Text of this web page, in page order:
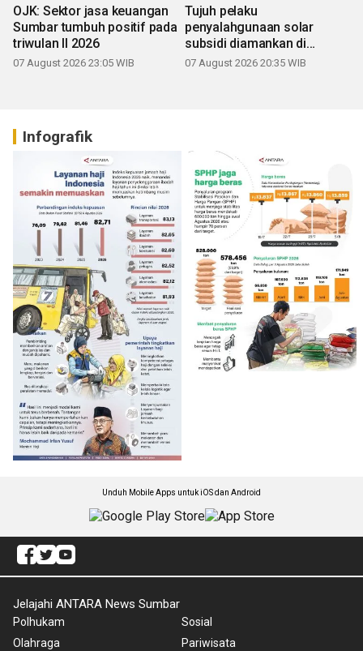
OJK: Sektor jasa keuangan
Sumbar tumbuh positif pada
triwulan II 2026
07 August 2026 23:05 WIB
Tujuh pelaku
penyalahgunaan solar
subsidi diamankan di
Sumbar
07 August 2026 20:35 WIB
Infografik
Unduh Mobile Apps untuk iOS dan Android
Jelajahi ANTARA News Sumbar
Polhukam
Olahraga
Sosial
Pariwisata